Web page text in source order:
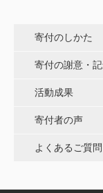
当社は、IS・
タ科学の力が
す。 <コンピ
寄付のしかた
寄付の謝意・
活動成果
寄付者の声
よくあるご質